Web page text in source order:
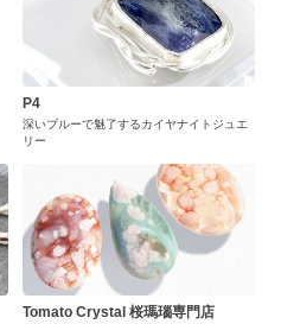
P4
深いブルーで魅了するカイヤナイトジュエ
リー
Tomato Crystal 桜瑪瑙専門店